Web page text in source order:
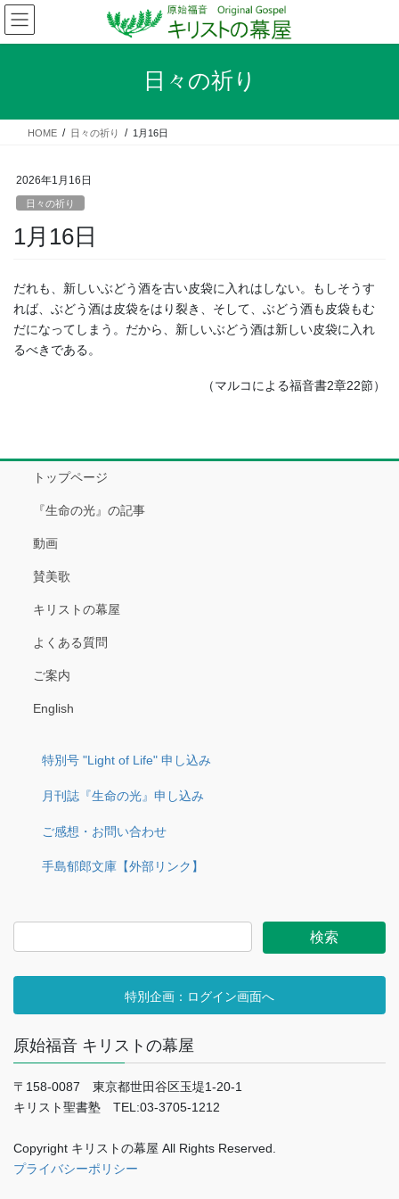
コ
ン
テ
ス
ナ
ビ
ゲ
ン
日々の祈り
HOME 日々の祈り 1月16日
2026年1月16日
日々の祈り
1月16日
だれも、新しいぶどう酒を古い皮袋に入れはしない。もしそうす
れば、ぶどう酒は皮袋をはり裂き、そして、ぶどう酒も皮袋もむ
だになってしまう。だから、新しいぶどう酒は新しい皮袋に入れ
るべきである。
（マルコによる福音書2章22節）
トップページ
『生命の光』の記事
動画
賛美歌
キリストの幕屋
よくある質問
ご案内
English
特別号 "Light of Life" 申し込み
月刊誌『生命の光』申し込み
ご感想・お問い合わせ
手島郁郎文庫【外部リンク】
特別企画：ログイン画面へ
原始福音 キリストの幕屋
〒158-0087 東京都世田谷区玉堤1-20-1
キリスト聖書塾 TEL:03-3705-1212
Copyright キリストの幕屋 All Rights Reserved.
プライバシーポリシー